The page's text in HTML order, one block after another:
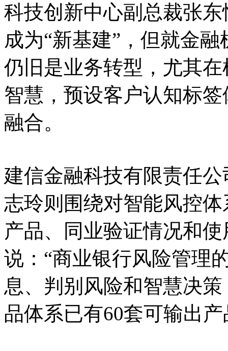
科技创新中心副总裁张
成为“新基建”，但就金
仍旧是业务转型，尤其
智慧，预设客户认知标
融合。
建信金融科技有限责任
志玲则围绕对智能风控
产品、同业验证情况和
说：“商业银行风险管理
息、判别风险和智慧决
品体系已有60套可输出